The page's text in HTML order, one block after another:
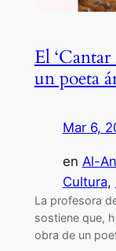
El
un poeta
Mar 6,
en Al-
Cultura,
La profesora
sostiene que,
obra de un